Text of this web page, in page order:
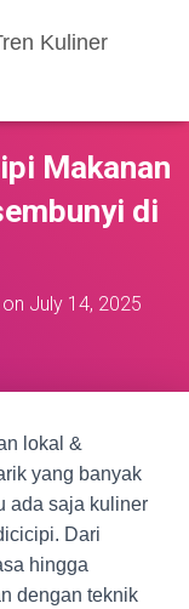
Kuliner
Makanan
di
on July 14, 2025
lokal &
yang banyak
ada saja kuliner
Dari
hingga
dengan teknik